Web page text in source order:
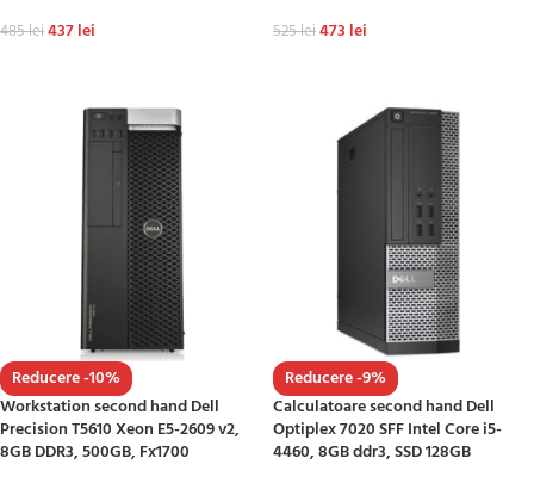
485lei437lei 525lei473 lei
Reducere -10%
Workstation second hand Dell
Precision T5610 Xeon E5-2609 v2,
8GB DDR3, 500GB, Fx1700
Reducere -9%
Calculatoare second hand Dell
Optiplex 7020 SFF Intel Core i5-
4460, 8GB ddr3, SSD 128GB